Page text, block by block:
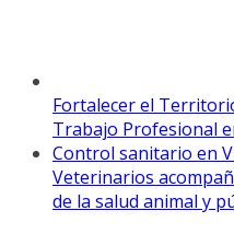
Fortalecer el
Trabajo Profesional
Control sanitario en
Veterinarios
de la salud animal y